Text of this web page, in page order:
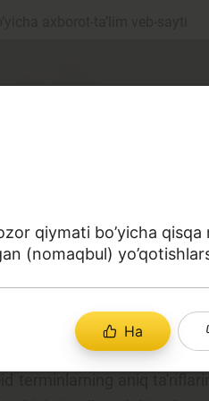
qiymati bo’yicha
(nomaqbul)
Ha